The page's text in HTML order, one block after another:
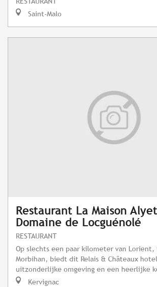
Saint-Malo
Restaurant La Maison
Domaine de Locguénolé
RESTAURANT
Op slechts een paar kilometer van Lorient,
Morbihan, biedt dit Relais & Châteaux
uitzonderlijke omgeving en een heerlijke
Kervignac